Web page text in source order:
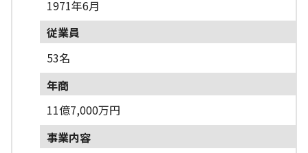
1971年6月
従業員
53名
年商
11億7,000万円
事業内容